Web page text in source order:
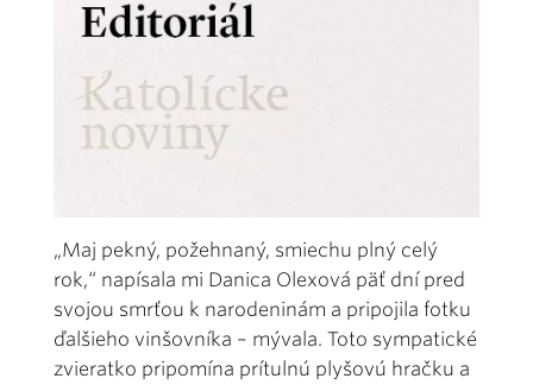
„Maj pekný, požehnaný, smiechu plný celý
rok,“ napísala mi Danica Olexová päť dní pred
svojou smrťou k narodeninám a pripojila fotku
ďalšieho vinšovníka – mývala. Toto sympatické
zvieratko pripomína prítulnú plyšovú hračku a